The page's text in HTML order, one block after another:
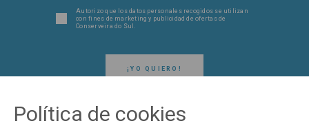
¡YO QUIERO!
Autorizo ​​que los datos personales recogidos se utilizan
con fines de marketing y publicidad de ofertas de
Conserveira do Sul.
Política de cookies